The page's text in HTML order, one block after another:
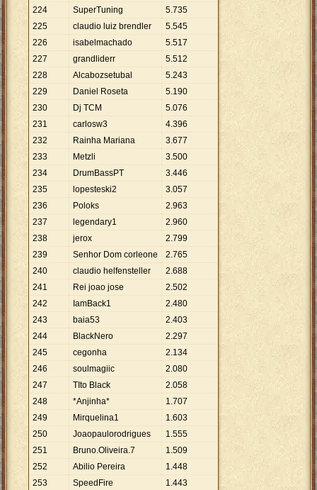
224
SuperTuning 5.735
225
claudio luiz brendler 5.545
226
isabelmachado 5.517
227
grandliderr 5.512
228
Alcabozsetubal 5.243
229
Daniel Roseta 5.190
230
Dj TCM 5.076
231
carlosw3 4.396
232
Rainha Mariana 3.677
233
Metzli 3.500
234
DrumBassPT 3.446
235
lopesteski2 3.057
236
Poloks 2.963
237
legendary1 2.960
238
jerox 2.799
239
Senhor Dom corleone 2.765
240
claudio helfensteller 2.688
241
Rei joao jose 2.502
242
IamBack1 2.480
243
baia53 2.403
244
BlackNero 2.297
245
cegonha 2.134
246
soulmagiic 2.080
247
TIto Black 2.058
248
*Anjinha* 1.707
249
Mirquelina1 1.603
250
Joaopaulorodrigues 1.555
251
Bruno.Oliveira.7 1.509
252
Abilio Pereira 1.448
253
SpeedFire 1.443